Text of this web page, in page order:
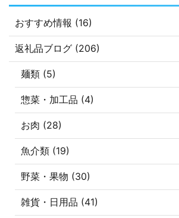
おすすめ情報 (16)
返礼品ブログ (206)
麺類 (5)
惣菜・加工品 (4)
お肉 (28)
魚介類 (19)
野菜・果物 (30)
雑貨・日用品 (41)